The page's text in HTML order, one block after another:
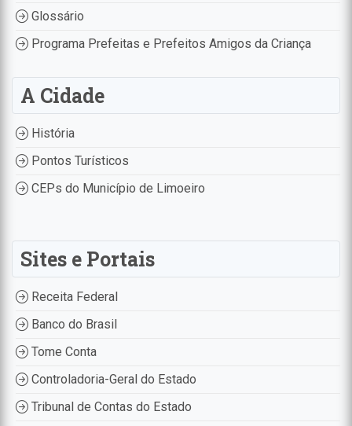
Glossário
Programa Prefeitas e Prefeitos Amigos da Criança
A Cidade
História
Pontos Turísticos
CEPs do Município de Limoeiro
Sites e Portais
Receita Federal
Banco do Brasil
Tome Conta
Controladoria-Geral do Estado
Tribunal de Contas do Estado